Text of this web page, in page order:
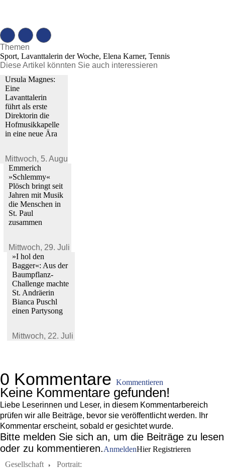
Themen
Sport, Lavanttalerin der Woche, Elena Karner, Tennis
Diese Artikel könnten Sie auch interessieren
Ursula Magnes:
Eine
Lavanttalerin
führt als erste
Direktorin die
Hofmusikkapelle
in eine neue Ära
Mittwoch, 5. August 2026
Emmerich
»Schlemmy«
Plösch bringt seit
Jahren mit Musik
die Menschen in
St. Paul
zusammen
Mittwoch, 29. Juli 2026
»I hol den
Bagger«: Aus der
Baumpflanz-
Challenge machte
St. Andräerin
Bianca Puschl
einen Partysong
Mittwoch, 22. Juli 2026
0 Kommentare Kommentieren
Keine Kommentare gefunden!
Liebe Leserinnen und Leser, in diesem Kommentarbereich
prüfen wir alle Beiträge, bevor sie veröffentlicht werden. Ihr
Kommentar erscheint, sobald er gesichtet wurde.
Bitte melden Sie sich an, um die Beiträge zu lesen
oder zu kommentieren.AnmeldenHier Registrieren
Gesellschaft
Portrait: